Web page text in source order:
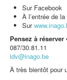
Sur Facebook
À l’entrée de
Sur
Pensez à réserver
087/30.81.11
ldv@inago.be
À très bientôt pour